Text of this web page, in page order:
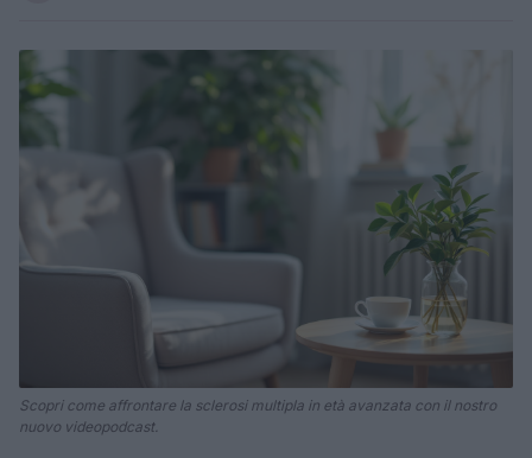
Scopri come affrontare la sclerosi multipla in età avanzata con il nostro
nuovo videopodcast.